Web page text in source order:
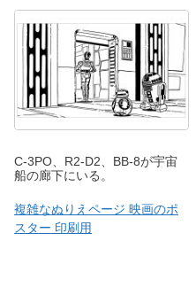
C-3PO、R2-D2、BB-8が宇宙
船の廊下にいる。
複雑なぬりえページ 映画のポ
スター 印刷用